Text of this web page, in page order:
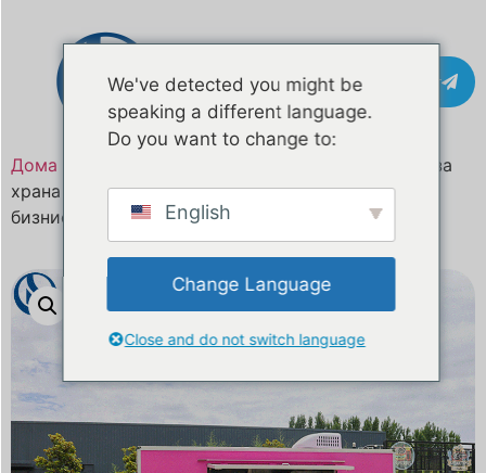
Контакт
Дома
Прилагодено мобилен камион за
храна од 11,5 стапки за Вануату | Создаден за
бизниси со кафе, плескавици и улична храна
We've detected you might be
speaking a different language.
Do you want to change to:
English
Change Language
Close and do not switch language